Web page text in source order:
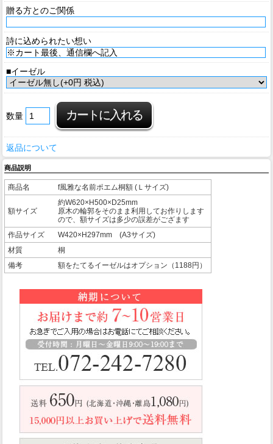
贈る方とのご関係
詩に込められたい想い
■イーゼル
数量
返品について
商品説明
商品名 f風雅な名前ポエム桐額 (Ｌサイズ)
額サイズ
約W620×H500×D25mm
原木の輪郭をそのまま利用してお作りします
ので、額サイズは多少の誤差がござます
作品サイズ
W420×H297mm (A3サイズ)
材質
桐
備考
額をたてるイーゼルはオプション（1188円）